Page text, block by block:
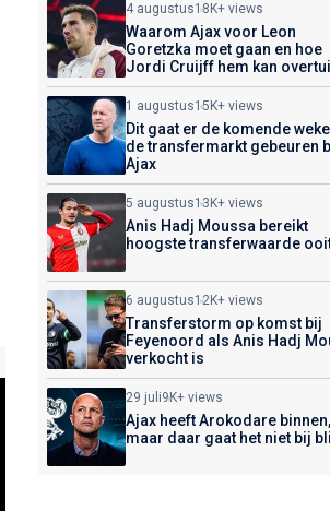
4 augustus18K+ views
Waarom Ajax voor Leon
Goretzka moet gaan en hoe
Jordi Cruijff hem kan
1 augustus15K+ views
Dit gaat er de komende
de transfermarkt gebeuren
Ajax
5 augustus13K+ views
Anis Hadj Moussa bereikt
hoogste transferwaarde
6 augustus12K+ views
Transferstorm op komst bij
Feyenoord als Anis Hadj
verkocht is
29 juli9K+ views
Ajax heeft Arokodare binnen,
maar daar gaat het niet bij